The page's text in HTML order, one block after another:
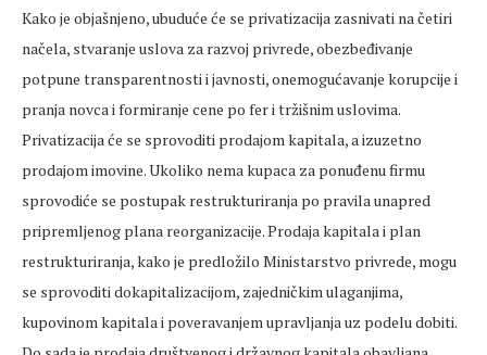
Kako je objašnjeno, ubuduće će se privatizacija zasnivati na četiri
načela, stvaranje uslova za razvoj privrede, obezbeđivanje
potpune transparentnosti i javnosti, onemogućavanje korupcije i
pranja novca i formiranje cene po fer i tržišnim uslovima.
Privatizacija će se sprovoditi prodajom kapitala, a izuzetno
prodajom imovine. Ukoliko nema kupaca za ponuđenu firmu
sprovodiće se postupak restrukturiranja po pravila unapred
pripremljenog plana reorganizacije. Prodaja kapitala i plan
restrukturiranja, kako je predložilo Ministarstvo privrede, mogu
se sprovoditi dokapitalizacijom, zajedničkim ulaganjima,
kupovinom kapitala i poveravanjem upravljanja uz podelu dobiti.